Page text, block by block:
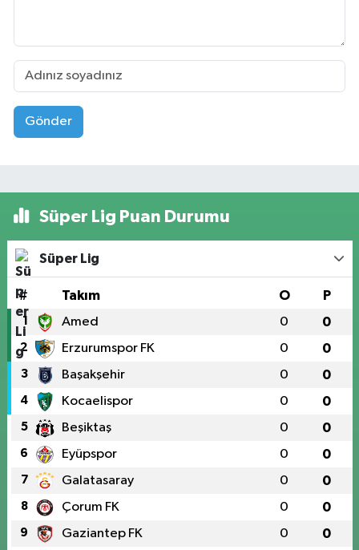
Gönder
Süper Lig Puan Durumu
Süper Lig
# Takım O P
1 Amed 0 0
2 Erzurumspor FK 0 0
3 Başakşehir 0 0
4 Kocaelispor 0 0
5 Beşiktaş 0 0
6 Eyüpspor 0 0
7 Galatasaray 0 0
8 Çorum FK 0 0
9 Gaziantep FK 0 0